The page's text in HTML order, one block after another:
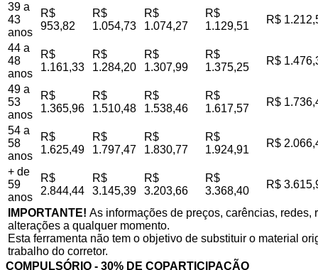
39 a
43
anos
R$
953,82
R$
1.054,73
R$
1.074,27
R$
1.129,51
R$
44 a
48
anos
R$
1.161,33
R$
1.284,20
R$
1.307,99
R$
1.375,25
R$
49 a
53
anos
R$
1.365,96
R$
1.510,48
R$
1.538,46
R$
1.617,57
R$
54 a
58
anos
R$
1.625,49
R$
1.797,47
R$
1.830,77
R$
1.924,91
R$
+ de
59
anos
R$
2.844,44
R$
3.145,39
R$
3.203,66
R$
3.368,40
R$
IMPORTANTE! As informações de preços, carências,
alterações a qualquer momento.
Esta ferramenta não tem o objetivo de substituir o material
trabalho do corretor.
COMPULSÓRIO - 30% DE COPARTICIPAÇÃO